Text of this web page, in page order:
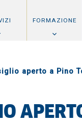
FORMAZIONE
aperto a Pino